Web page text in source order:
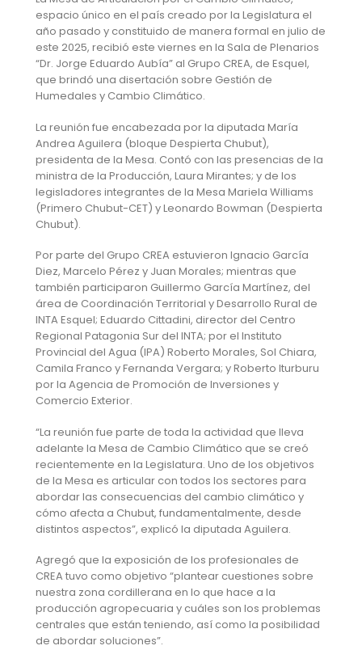
espacio único en el país creado por la Legislatura el
año pasado y constituido de manera formal en julio de
este 2025, recibió este viernes en la Sala de Plenarios
“Dr. Jorge Eduardo Aubía” al Grupo CREA, de Esquel,
que brindó una disertación sobre Gestión de
Humedales y Cambio Climático.
La reunión fue encabezada por la diputada María
Andrea Aguilera (bloque Despierta Chubut),
presidenta de la Mesa. Contó con las presencias de la
ministra de la Producción, Laura Mirantes; y de los
legisladores integrantes de la Mesa Mariela Williams
(Primero Chubut-CET) y Leonardo Bowman (Despierta
Chubut).
Por parte del Grupo CREA estuvieron Ignacio García
Diez, Marcelo Pérez y Juan Morales; mientras que
también participaron Guillermo García Martínez, del
área de Coordinación Territorial y Desarrollo Rural de
INTA Esquel; Eduardo Cittadini, director del Centro
Regional Patagonia Sur del INTA; por el Instituto
Provincial del Agua (IPA) Roberto Morales, Sol Chiara,
Camila Franco y Fernanda Vergara; y Roberto Iturburu
por la Agencia de Promoción de Inversiones y
Comercio Exterior.
“La reunión fue parte de toda la actividad que lleva
adelante la Mesa de Cambio Climático que se creó
recientemente en la Legislatura. Uno de los objetivos
de la Mesa es articular con todos los sectores para
abordar las consecuencias del cambio climático y
cómo afecta a Chubut, fundamentalmente, desde
distintos aspectos”, explicó la diputada Aguilera.
Agregó que la exposición de los profesionales de
CREA tuvo como objetivo “plantear cuestiones sobre
nuestra zona cordillerana en lo que hace a la
producción agropecuaria y cuáles son los problemas
centrales que están teniendo, así como la posibilidad
de abordar soluciones”.